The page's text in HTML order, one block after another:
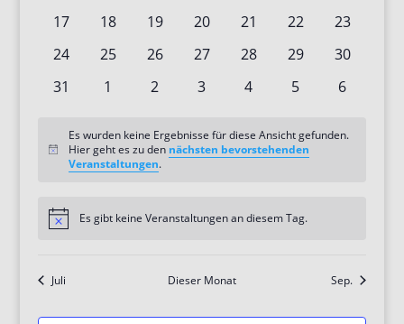
0
17
0
18
0
19
0
20
0
21
0
22
0
23
0
24
0
25
0
26
0
27
0
28
0
29
0
30
0
31
0
1
0
2
0
3
0
4
0
5
0
6
Hinweis
Es wurden keine Ergebnisse für diese Ansicht gefunden.
Hier geht es zu den nächsten bevorstehenden
Veranstaltungen.
HinweisEs gibt keine Veranstaltungen an diesem Tag.
Juli Dieser Monat Sep.